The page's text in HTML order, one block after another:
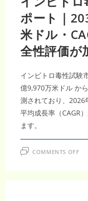
ル
創
評
価
需
要
が
大
ポート｜
米ドル・
全性評価が
インビトロ毒性試験
億9,970万米ドル か
測されており、2026
平均成長率（CAGR
ます。
COMMENTS OFFON